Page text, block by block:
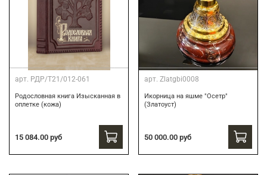
арт. РДР/Т21/012-061
Родословная книга Изысканная в
оплетке (кожа)
15 084.00 руб
арт. Zlatgbi0008
Икорница на яшме "Осетр"
(Златоуст)
50 000.00 руб